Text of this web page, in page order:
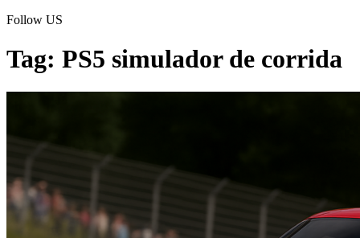
Follow US
Tag: PS5 simulador de corrida